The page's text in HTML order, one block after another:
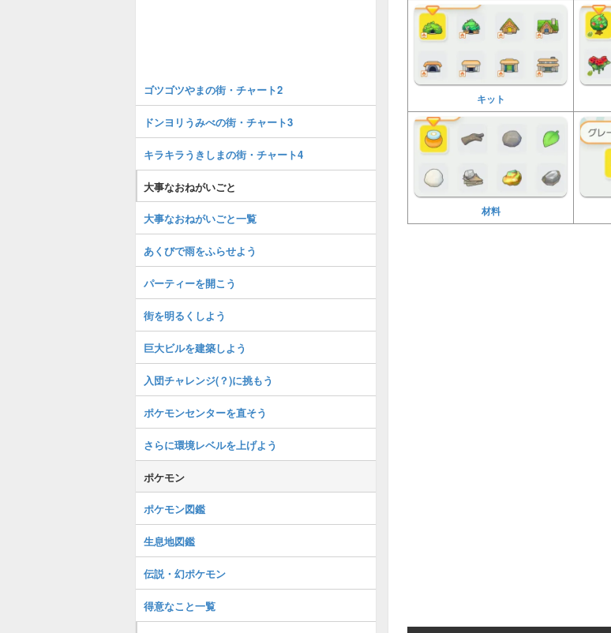
キット
材料
ゴツゴツやまの街・チャート2
ドンヨリうみべの街・チャート3
キラキラうきしまの街・チャート4
大事なおねがいごと
大事なおねがいごと一覧
あくびで雨をふらせよう
パーティーを開こう
街を明るくしよう
巨大ビルを建築しよう
入団チャレンジ(？)に挑もう
ポケモンセンターを直そう
さらに環境レベルを上げよう
ポケモン
ポケモン図鑑
生息地図鑑
伝説・幻ポケモン
得意なこと一覧